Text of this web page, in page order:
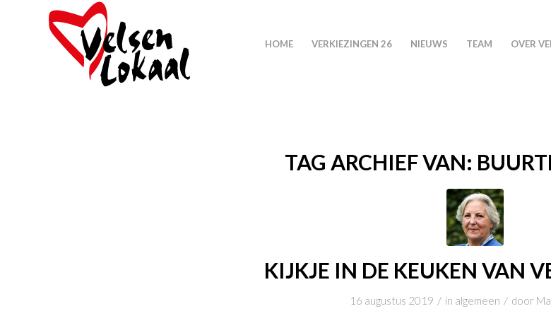
HOME VERKIEZINGEN 26 NIEUWS TEAM OVER
TAG ARCHIEF VAN:
KIJKJE IN DE KEUKEN VAN
16 augustus 2019 / in algemeen / door